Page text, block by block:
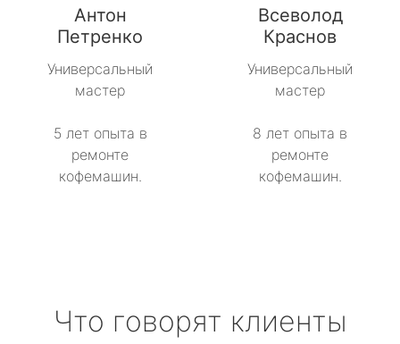
Антон
Петренко
Универсальный
мастер
5 лет опыта в
ремонте
кофемашин.
Всеволод
Краснов
Универсальный
мастер
8 лет опыта в
ремонте
кофемашин.
Что говорят клиенты